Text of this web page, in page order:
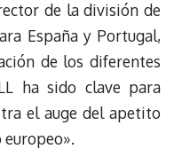
de la división de
España y Portugal,
de los diferentes
ha sido clave para
el auge del apetito